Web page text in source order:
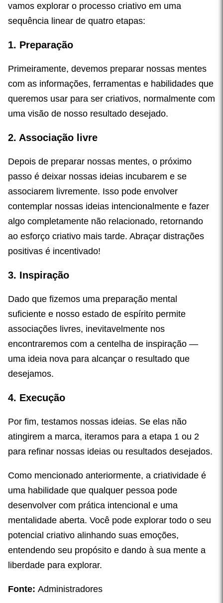
vamos explorar o processo criativo em uma
sequência linear de quatro etapas:
1. Preparação
Primeiramente, devemos preparar nossas mentes
com as informações, ferramentas e habilidades que
queremos usar para ser criativos, normalmente com
uma visão de nosso resultado desejado.
2. Associação livre
Depois de preparar nossas mentes, o próximo
passo é deixar nossas ideias incubarem e se
associarem livremente. Isso pode envolver
contemplar nossas ideias intencionalmente e fazer
algo completamente não relacionado, retornando
ao esforço criativo mais tarde. Abraçar distrações
positivas é incentivado!
3. Inspiração
Dado que fizemos uma preparação mental
suficiente e nosso estado de espírito permite
associações livres, inevitavelmente nos
encontraremos com a centelha de inspiração —
uma ideia nova para alcançar o resultado que
desejamos.
4. Execução
Por fim, testamos nossas ideias. Se elas não
atingirem a marca, iteramos para a etapa 1 ou 2
para refinar nossas ideias ou resultados desejados.
Como mencionado anteriormente, a criatividade é
uma habilidade que qualquer pessoa pode
desenvolver com prática intencional e uma
mentalidade aberta. Você pode explorar todo o seu
potencial criativo alinhando suas emoções,
entendendo seu propósito e dando à sua mente a
liberdade para explorar.
Fonte: Administradores